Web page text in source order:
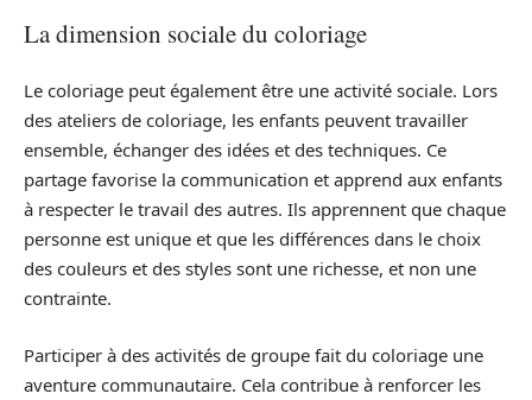
La dimension sociale du coloriage
Le coloriage peut également être une activité sociale. Lors
des ateliers de coloriage, les enfants peuvent travailler
ensemble, échanger des idées et des techniques. Ce
partage favorise la communication et apprend aux enfants
à respecter le travail des autres. Ils apprennent que chaque
personne est unique et que les différences dans le choix
des couleurs et des styles sont une richesse, et non une
contrainte.
Participer à des activités de groupe fait du coloriage une
aventure communautaire. Cela contribue à renforcer les